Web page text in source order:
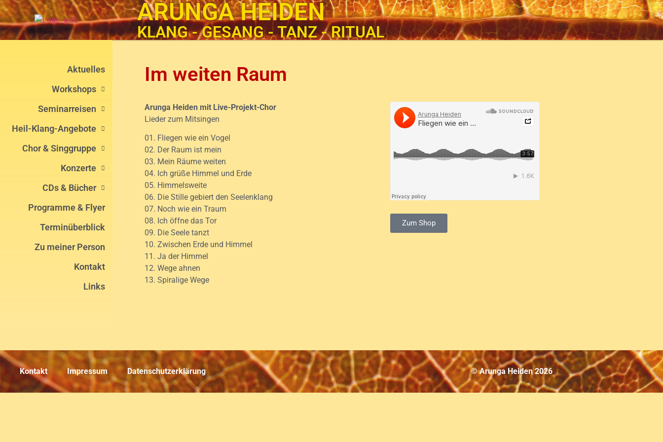
ARUNGA HEIDEN
KLANG - GESANG - TANZ - RITUAL
Aktuelles
Workshops
Seminarreisen
Heil-Klang-Angebote
Chor & Singgruppe
Konzerte
CDs & Bücher
Programme & Flyer
Terminüberblick
Zu meiner Person
Kontakt
Links
Im weiten Raum
Arunga Heiden mit Live-Projekt-Chor
Lieder zum Mitsingen
01. Fliegen wie ein Vogel
02. Der Raum ist mein
03. Mein Räume weiten
04. Ich grüße Himmel und Erde
05. Himmelsweite
06. Die Stille gebiert den Seelenklang
07. Noch wie ein Traum
08. Ich öffne das Tor
09. Die Seele tanzt
10. Zwischen Erde und Himmel
11. Ja der Himmel
12. Wege ahnen
13. Spiralige Wege
Zum Shop
Kontakt Impressum Datenschutzerklärung © Arunga Heiden 2026